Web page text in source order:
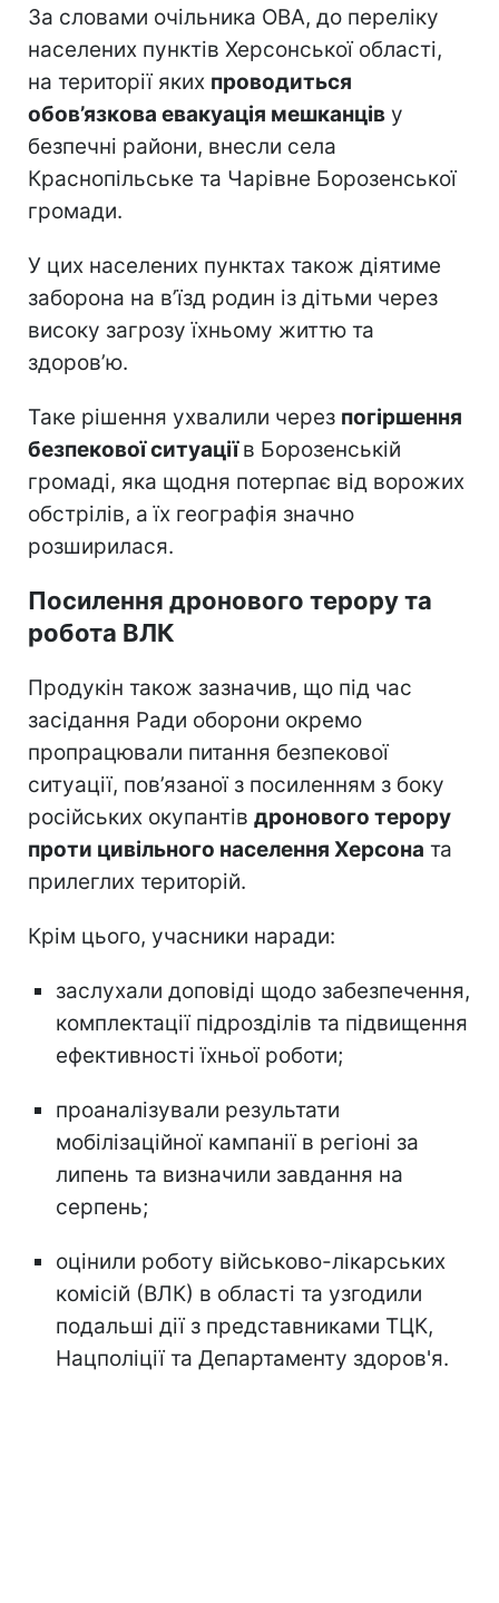
За словами очільника ОВА, до переліку
населених пунктів Херсонської області,
на території яких проводиться
обов’язкова евакуація мешканців у
безпечні райони, внесли села
Краснопільське та Чарівне Борозенської
громади.
У цих населених пунктах також діятиме
заборона на в’їзд родин із дітьми через
високу загрозу їхньому життю та
здоров’ю.
Таке рішення ухвалили через погіршення
безпекової ситуаціїв Борозенській
громаді, яка щодня потерпає від ворожих
обстрілів, а їх географія значно
розширилася.
Посилення дронового терору та
робота ВЛК
Продукін також зазначив, що під час
засідання Ради оборони окремо
пропрацювали питання безпекової
ситуації, пов’язаної з посиленням з боку
російських окупантів дронового терору
проти цивільного населення Херсона та
прилеглих територій.
Крім цього, учасники наради:
заслухали доповіді щодо забезпечення,
комплектації підрозділів та підвищення
ефективності їхньої роботи;
проаналізували результати
мобілізаційної кампанії в регіоні за
липень та визначили завдання на
серпень;
оцінили роботу військово-лікарських
комісій (ВЛК) в області та узгодили
подальші дії з представниками ТЦК,
Нацполіції та Департаменту здоров'я.